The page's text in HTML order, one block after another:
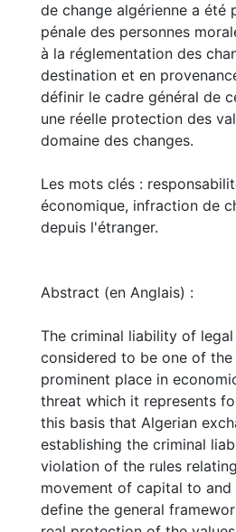
de change algérienne a été
pénale des personnes
à la réglementation des
destination et en
définir le cadre général de
une réelle protection des
domaine des changes.
Les mots clés :
économique, infraction de
depuis l'étranger.
Abstract (en Anglais) :
The criminal liability of
considered to be one of
prominent place in
threat which it represents
this basis that Algerian
establishing the criminal
violation of the rules
movement of capital to
define the general